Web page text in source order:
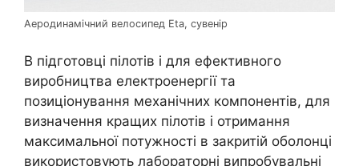
Аеродинамічний велосипед Eta, сувенір
В підготовці пілотів і для ефективного
виробництва електроенергії та
позиціонування механічних компонентів, для
визначення кращих пілотів і отримання
максимальної потужності в закритій оболонці
використовують лабораторні випробувальні